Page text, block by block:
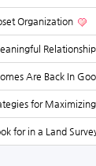
Organization
Are Back In
for
for in a Land